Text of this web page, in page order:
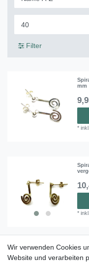
Filter
mm
*
*
Wir verwenden Cookies
Website und verarbeiten